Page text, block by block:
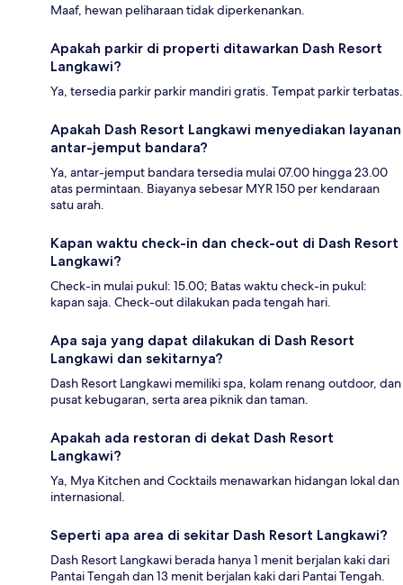
Maaf, hewan peliharaan tidak diperkenankan.
Apakah parkir di properti ditawarkan Dash Resort
Langkawi?
Ya, tersedia parkir parkir mandiri gratis. Tempat parkir terbatas.
Apakah Dash Resort Langkawi menyediakan layanan
antar-jemput bandara?
Ya, antar-jemput bandara tersedia mulai 07.00 hingga 23.00
atas permintaan. Biayanya sebesar MYR 150 per kendaraan
satu arah.
Kapan waktu check-in dan check-out di Dash Resort
Langkawi?
Check-in mulai pukul: 15.00; Batas waktu check-in pukul:
kapan saja. Check-out dilakukan pada tengah hari.
Apa saja yang dapat dilakukan di Dash Resort
Langkawi dan sekitarnya?
Dash Resort Langkawi memiliki spa, kolam renang outdoor, dan
pusat kebugaran, serta area piknik dan taman.
Apakah ada restoran di dekat Dash Resort
Langkawi?
Ya, Mya Kitchen and Cocktails menawarkan hidangan lokal dan
internasional.
Seperti apa area di sekitar Dash Resort Langkawi?
Dash Resort Langkawi berada hanya 1 menit berjalan kaki dari
Pantai Tengah dan 13 menit berjalan kaki dari Pantai Tengah.